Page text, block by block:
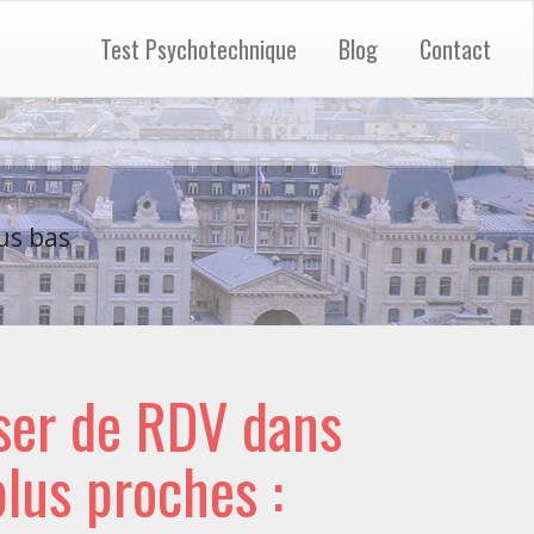
Test Psychotechnique Blog Contact
bas
de RDV dans
proches :